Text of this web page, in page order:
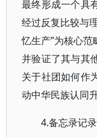
最终形成一个具
经过反复比较与
忆生产”为核心
并验证了其与其
关于社团如何作
动中华民族认同
4.备忘录记录